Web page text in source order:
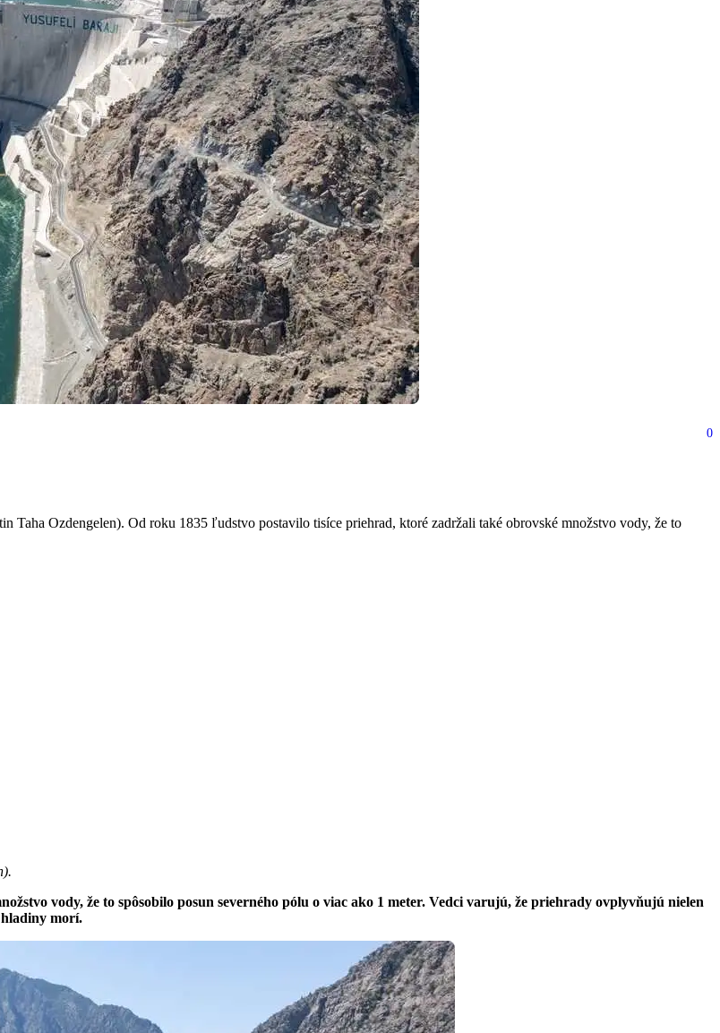
0
Ozdengelen). Od roku 1835 ľudstvo postavilo tisíce priehrad, ktoré zadržali také obrovské množstvo vody, že to
).
vody, že to spôsobilo posun severného pólu o viac ako 1 meter. Vedci varujú, že priehrady ovplyvňujú nielen
morí.